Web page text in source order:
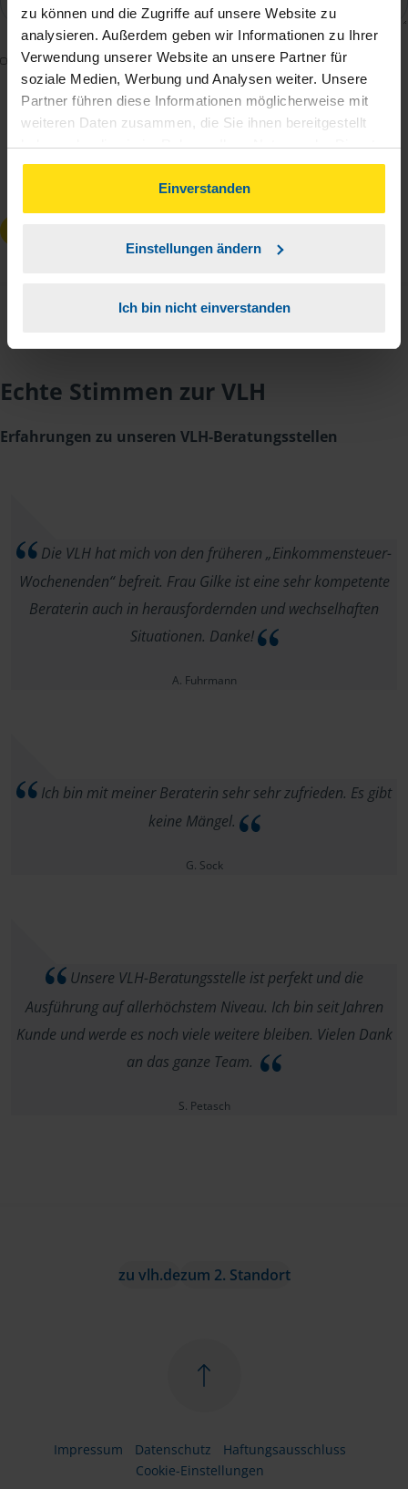
zu können und die Zugriffe auf unsere Website zu
analysieren. Außerdem geben wir Informationen zu Ihrer
Verwendung unserer Website an unsere Partner für
soziale Medien, Werbung und Analysen weiter. Unsere
Partner führen diese Informationen möglicherweise mit
weiteren Daten zusammen, die Sie ihnen bereitgestellt
haben oder die sie im Rahmen Ihrer Nutzung der Dienste
gesammelt haben. Indem Sie auf Einverstanden klicken,
können Sie der Verwendung von Cookies, gemäß
unserer➔ Datenschutzrichtliniezustimmen.
Einverstanden
Einstellungen ändern
Ich bin nicht einverstanden
Mit dem Absenden des Kontaktformulars erkläre ich
mich damit einverstanden, dass meine Daten zur
Bearbeitung meines Anliegens sowie zur internen
Analyse der Zugriffsquelle verwendet werden.
DieDatenschutzbestimmungenhabe ich zur
Kenntnis genommen.*
Echte Stimmen zur VLH
Erfahrungen zu unseren VLH-Beratungsstellen
Die VLH hat mich von den früheren „Einkommensteuer-
Wochenenden“ befreit. Frau Gilke ist eine sehr kompetente
Beraterin auch in herausfordernden und wechselhaften
Situationen. Danke!
A. Fuhrmann
Ich bin mit meiner Beraterin sehr sehr zufrieden. Es gibt
keine Mängel.
G. Sock
Unsere VLH-Beratungsstelle ist perfekt und die
Ausführung auf allerhöchstem Niveau. Ich bin seit Jahren
Kunde und werde es noch viele weitere bleiben. Vielen Dank
an das ganze Team.
S. Petasch
zu vlh.dezum 2. Standort
Impressum Datenschutz
Haftungsausschluss
Cookie-Einstellungen